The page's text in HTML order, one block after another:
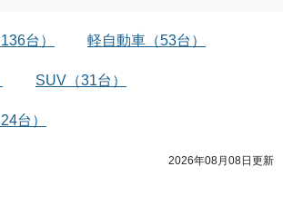
136台） 軽自動車 （53台）
SUV （31台）
24台）
2026年08月08日更新